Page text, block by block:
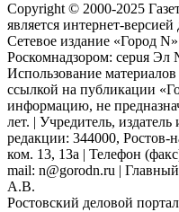
Copyright © 2000-2025
является интернет-версией
Сетевое издание «Город
Роскомнадзором: серuя Эл
Использование материалов
ссылкой на публикации
информацию, не
лет. | Учредитель,
редакции: 344000, Ростов-
ком. 13, 13а | Телефон
mail: n@gorodn.ru |
А.В.
Ростовский деловой портал